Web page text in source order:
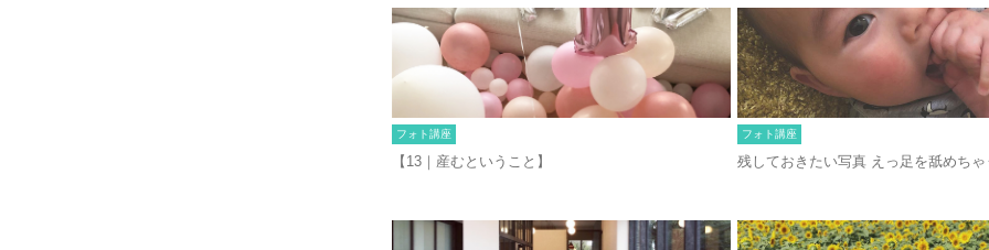
フォト講座
【13｜産むということ】
フォト講座
残しておきたい写真 えっ足を舐めち